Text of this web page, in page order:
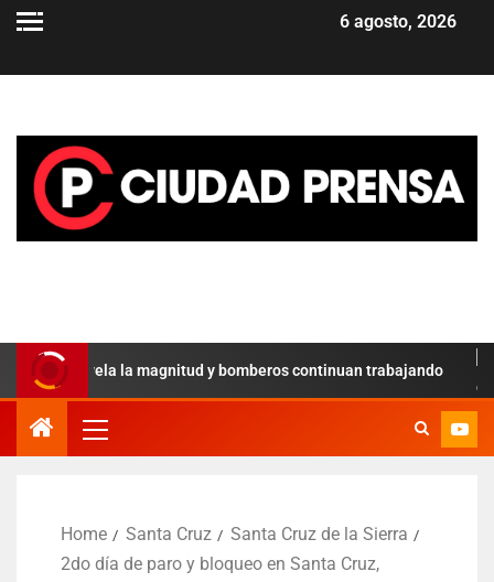
6 agosto, 2026
revela la magnitud y bomberos continuan trabajando
Home Santa Cruz
Santa Cruz de la Sierra
2do día de paro y bloqueo en Santa Cruz,